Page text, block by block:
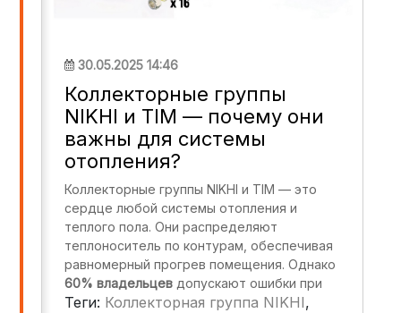
30.05.2025 14:46
Коллекторные группы
NIKHI и TIM — почему они
важны для системы
отопления?
Коллекторные группы NIKHI и TIM — это
сердце любой системы отопления и
теплого пола. Они распределяют
теплоноситель по контурам, обеспечивая
равномерный прогрев помещения. Однако
60% владельцев допускают ошибки при
выборе и монтаже, что приводит к:
Теги: Коллекторная группа NIKHI,